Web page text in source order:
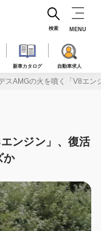
新車カタログ 自動車求人
検索 MENU
スAMGの火を噴く「V8エ
ンジン」、復活
か